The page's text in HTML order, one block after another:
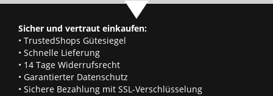
Sicher und vertraut einkaufen:
• TrustedShops Gütesiegel
• Schnelle Lieferung
• 14 Tage Widerrufsrecht
• Garantierter Datenschutz
• Sichere Bezahlung mit SSL-Verschlüsselung